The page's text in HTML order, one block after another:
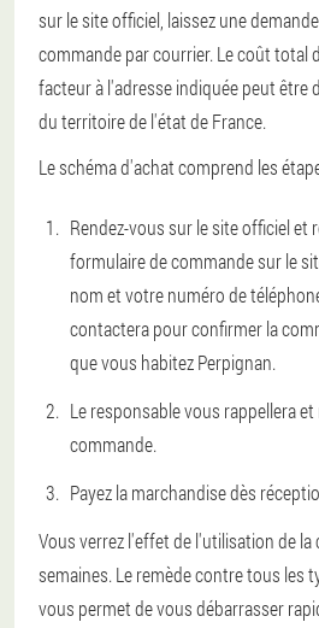
sur le site officiel, laissez une
commande par courrier. Le coût total
facteur à l'adresse indiquée peut être
du territoire de l'état de France.
Le schéma d'achat comprend les
Rendez-vous sur le site officiel et
formulaire de commande sur le
nom et votre numéro de
contactera pour confirmer la
que vous habitez Perpignan.
Le responsable vous rappellera
commande.
Payez la marchandise dès
Vous verrez l'effet de l'utilisation de la
semaines. Le remède contre tous les
vous permet de vous débarrasser